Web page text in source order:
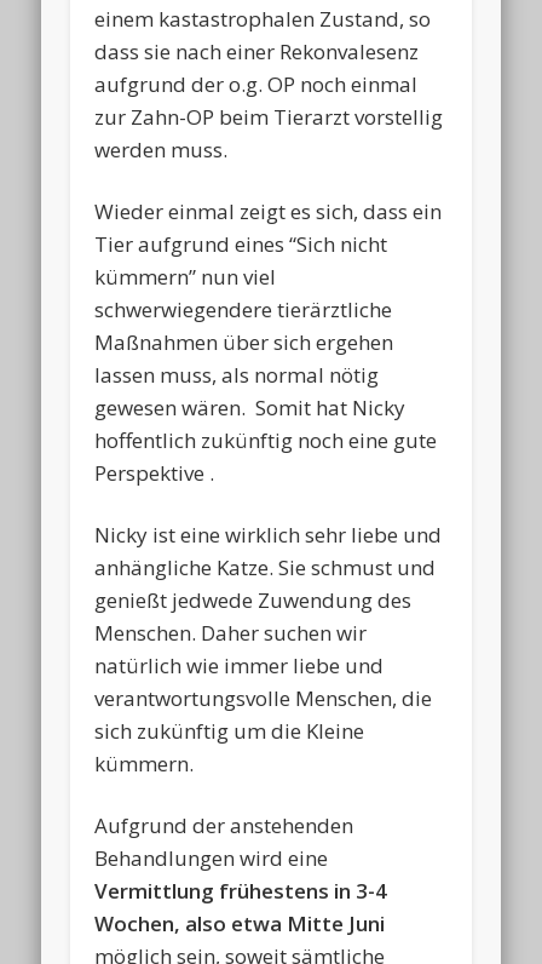
einem kastastrophalen Zustand, so
dass sie nach einer Rekonvalesenz
aufgrund der o.g. OP noch einmal
zur Zahn-OP beim Tierarzt vorstellig
werden muss.
Wieder einmal zeigt es sich, dass ein
Tier aufgrund eines “Sich nicht
kümmern” nun viel
schwerwiegendere tierärztliche
Maßnahmen über sich ergehen
lassen muss, als normal nötig
gewesen wären. Somit hat Nicky
hoffentlich zukünftig noch eine gute
Perspektive .
Nicky ist eine wirklich sehr liebe und
anhängliche Katze. Sie schmust und
genießt jedwede Zuwendung des
Menschen. Daher suchen wir
natürlich wie immer liebe und
verantwortungsvolle Menschen, die
sich zukünftig um die Kleine
kümmern.
Aufgrund der anstehenden
Behandlungen wird eine
Vermittlung frühestens in 3-4
Wochen, also etwa Mitte Juni
möglich sein, soweit sämtliche